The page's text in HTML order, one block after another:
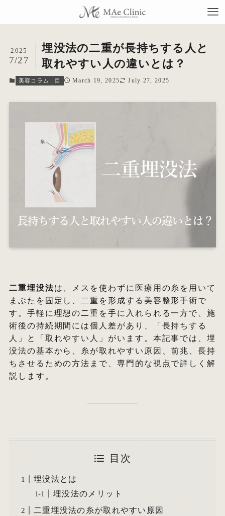
オ
埋没法の二重が長持ちする人と
取れやすい人の違いとは？
2025
7/27
美容コラム 目 March 19, 2025 July 27, 2025
二重埋没法は、メスを使わずに医療用の糸を用いて
まぶたを固定し、二重を形成する美容整形手術で
す。手軽に理想の二重を手に入れられる一方で、施
術後の持続期間には個人差があり、「長持ちする
人」と「取れやすい人」がいます。本記事では、埋
没法の基本から、糸が取れやすい原因、前兆、長持
ちさせるための方法まで、専門的な視点で詳しく解
説します。
目次
埋没法とは
埋没法のメリット
二重埋没法の糸が取れやすい原因